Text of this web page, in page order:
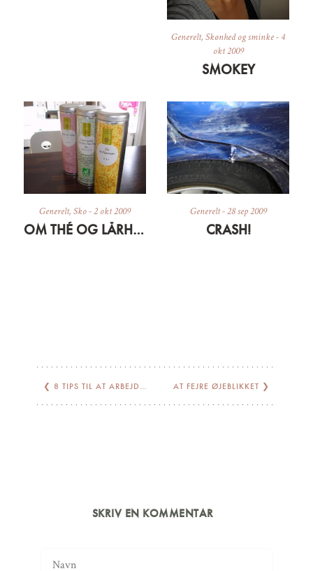
Generelt,Skønhed og sminke-4
okt 2009
SMOKEY
Generelt, Sko-2 okt 2009
OM THÉ OG LÅRHØJE STØVLER (TIL HOBITTER)
Generelt-28 sep 2009
CRASH!
❮ 8 TIPS TIL AT ARBEJDE HJEMMEFRA AT FEJRE ØJEBLIKKET ❯
SKRIV EN KOMMENTAR